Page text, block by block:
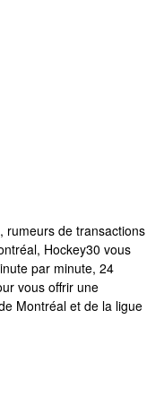
rumeurs de transactions
Hockey30 vous
par minute, 24
vous offrir une
Montréal et de la ligue